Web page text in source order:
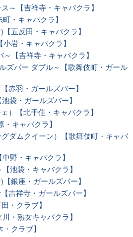
～【吉祥寺・キャバクラ】
・キャバクラ】
五反田・キャバクラ】
岩・キャバクラ】
【吉祥寺・キャバクラ】
ズバー ダブル～【歌舞伎町・ガール
赤羽・ガールズバー】
袋・ガールズバー】
）【北千住・キャバクラ】
キャバクラ】
ダムクイーン）【歌舞伎町・キャバ
野・キャバクラ】
池袋・キャバクラ】
銀座・ガールズバー】
吉祥寺・ガールズバー】
・クラブ】
・熟女キャバクラ】
クラブ】